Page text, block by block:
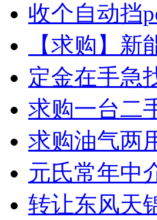
收个自动挡
【求购】新
定金在手急
求购一台二
求购油气两
元氏常年中
转让东风天